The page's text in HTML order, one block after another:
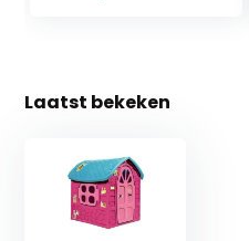
Laatst bekeken